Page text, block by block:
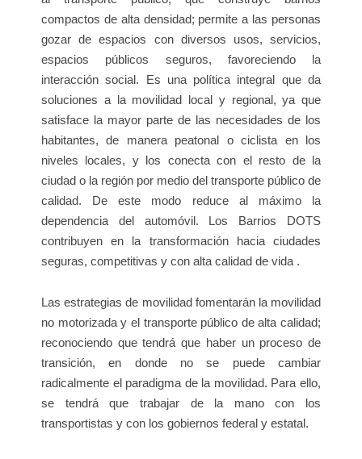
compactos de alta densidad; permite a las personas
gozar de espacios con diversos usos, servicios,
espacios públicos seguros, favoreciendo la
interacción social. Es una política integral que da
soluciones a la movilidad local y regional, ya que
satisface la mayor parte de las necesidades de los
habitantes, de manera peatonal o ciclista en los
niveles locales, y los conecta con el resto de la
ciudad o la región por medio del transporte público de
calidad. De este modo reduce al máximo la
dependencia del automóvil. Los Barrios DOTS
contribuyen en la transformación hacia ciudades
seguras, competitivas y con alta calidad de vida .
Las estrategias de movilidad fomentarán la movilidad
no motorizada y el transporte público de alta calidad;
reconociendo que tendrá que haber un proceso de
transición, en donde no se puede cambiar
radicalmente el paradigma de la movilidad. Para ello,
se tendrá que trabajar de la mano con los
transportistas y con los gobiernos federal y estatal.